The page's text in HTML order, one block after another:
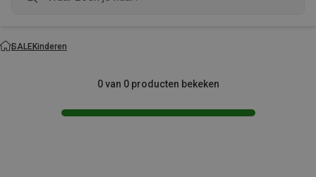
SALEKinderen
0 van 0 producten bekeken